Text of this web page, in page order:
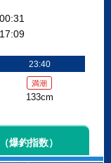
00:31
17:09
23:40
満潮
133cm
（爆釣指数）